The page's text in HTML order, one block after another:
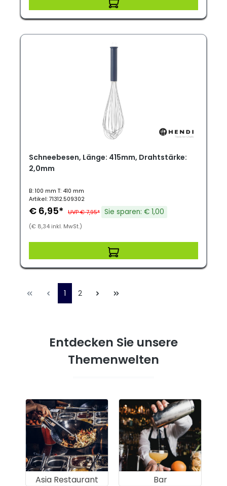
Schneebesen, Länge: 415mm, Drahtstärke:
2,0mm
B: 100 mm T: 410 mm
Artikel: 71312.509302
€ 6,95* UVP € 7,95* Sie sparen: € 1,00
(€ 8,34 inkl. MwSt.)
1 2
Entdecken Sie unsere
Themenwelten
Asia Restaurant Bar